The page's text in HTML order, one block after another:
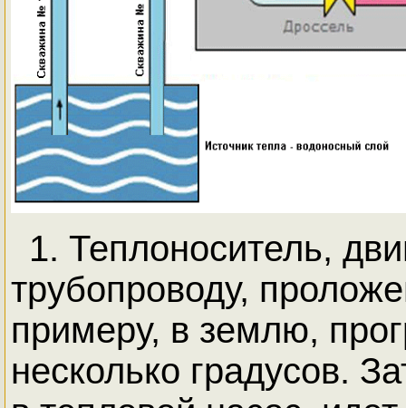
1. Теплоноситель,
трубопроводу,
примеру, в землю,
несколько градусов.